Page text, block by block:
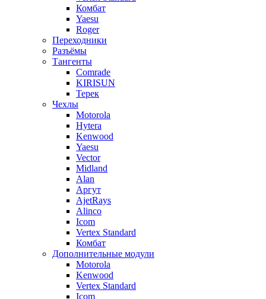
Комбат
Yaesu
Roger
Переходники
Разъёмы
Тангенты
Comrade
KIRISUN
Терек
Чехлы
Motorola
Hytera
Kenwood
Yaesu
Vector
Midland
Alan
Аргут
AjetRays
Alinco
Icom
Vertex Standard
Комбат
Дополнительные модули
Motorola
Kenwood
Vertex Standard
Icom